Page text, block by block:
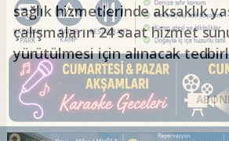
sağlık hizmetlerinde aksaklık
çalışmaların 24 saat hizmet
yürütülmesi için alınacak